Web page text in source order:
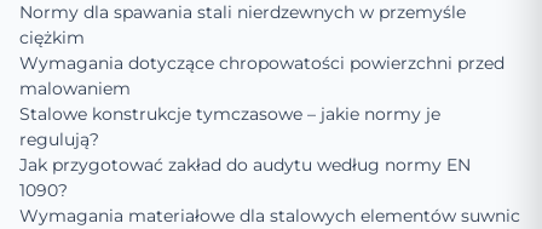
Normy dla spawania stali nierdzewnych w przemyśle
ciężkim
Wymagania dotyczące chropowatości powierzchni przed
malowaniem
Stalowe konstrukcje tymczasowe – jakie normy je
regulują?
Jak przygotować zakład do audytu według normy EN
1090?
Wymagania materiałowe dla stalowych elementów suwnic